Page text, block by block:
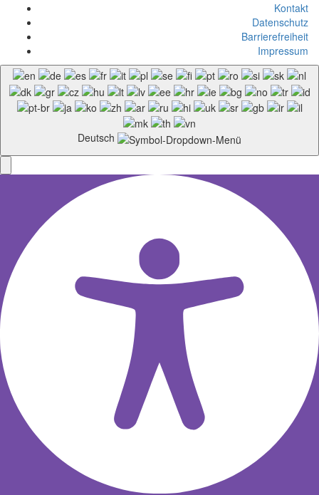
Kontakt
Datenschutz
Barrierefreiheit
Impressum
Deutsch